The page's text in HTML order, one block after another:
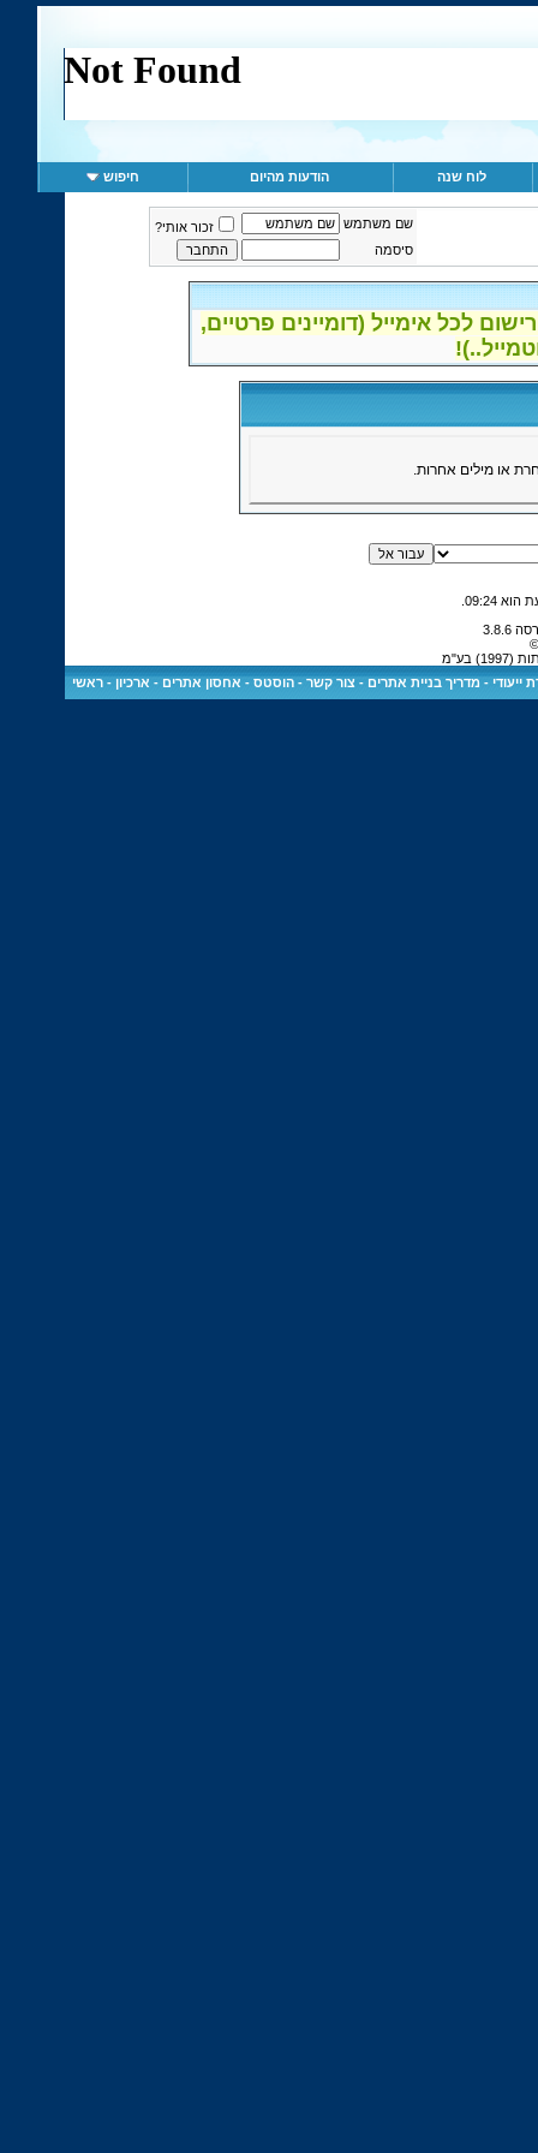
לוח שנה הודעות מהיום חיפוש
שם משתמש
זכור אותי?
סיסמה
לכל אימייל (דומיינים פרטיים,
או מילים אחרות.
09:24
בע"מ
ייעודי -מדריך בניית אתרים -צור קשר -הוסטס - אחסון אתרים - ארכיון -ראשי